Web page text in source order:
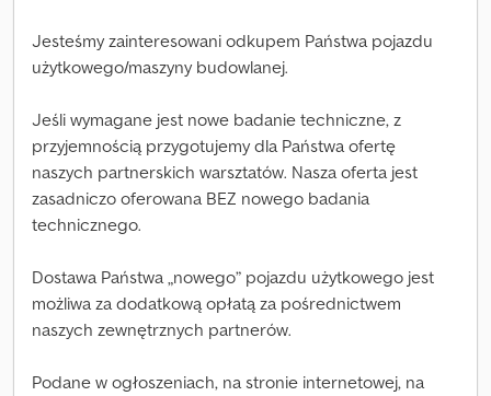
Jesteśmy zainteresowani odkupem Państwa pojazdu
użytkowego/maszyny budowlanej.
Jeśli wymagane jest nowe badanie techniczne, z
przyjemnością przygotujemy dla Państwa ofertę
naszych partnerskich warsztatów. Nasza oferta jest
zasadniczo oferowana BEZ nowego badania
technicznego.
Dostawa Państwa „nowego” pojazdu użytkowego jest
możliwa za dodatkową opłatą za pośrednictwem
naszych zewnętrznych partnerów.
Podane w ogłoszeniach, na stronie internetowej, na